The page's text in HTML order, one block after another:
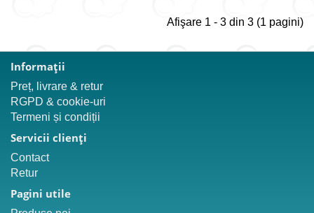
Afişare 1 - 3 din 3 (1 pagini)
Informaţii
Preț, livrare & retur
RGPD & cookie-uri
Termeni și condiții
Servicii clienţi
Contact
Retur
Pagini utile